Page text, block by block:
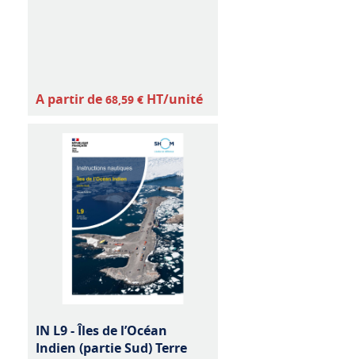
A partir de 68,59 € HT/unité
IN L9 - Îles de l’Océan
Indien (partie Sud) Terre